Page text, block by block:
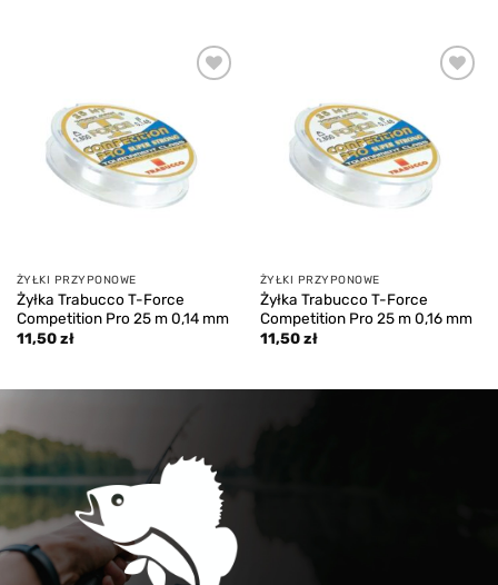
ŻYŁKI PRZYPONOWE
Żyłka Trabucco T-Force
Competition Pro 25 m 0,14 mm
11,50zł
ŻYŁKI PRZYPONOWE
Żyłka Trabucco T-Force
Competition Pro 25 m 0,16 mm
11,50zł